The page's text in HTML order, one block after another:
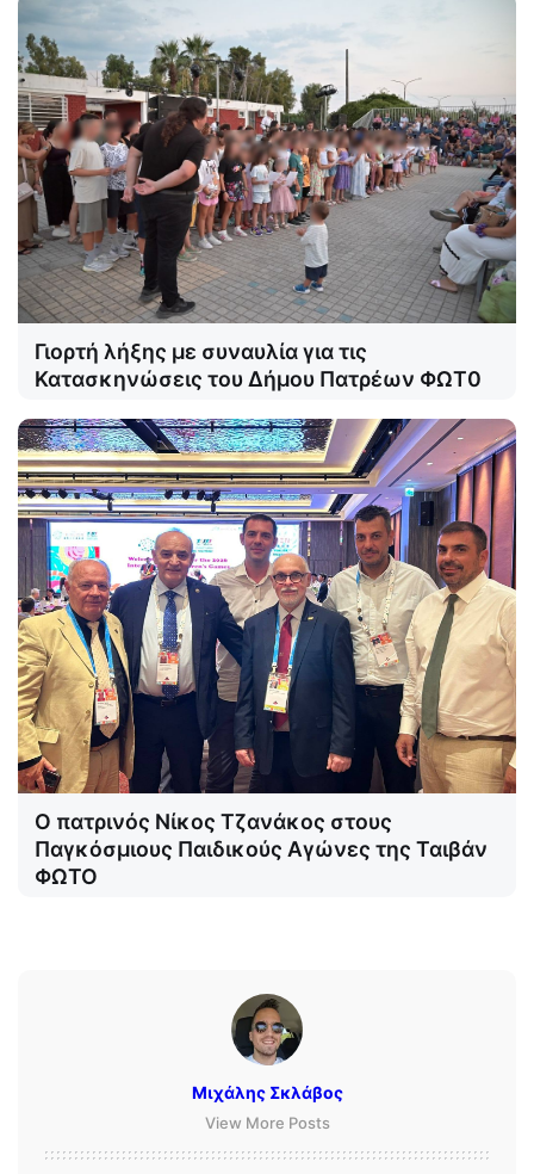
Γιορτή λήξης με συναυλία για τις
Κατασκηνώσεις του Δήμου Πατρέων ΦΩΤ0
Ο πατρινός Νίκος Τζανάκος στους
Παγκόσμιους Παιδικούς Αγώνες της Ταιβάν
ΦΩΤΟ
Μιχάλης Σκλάβος
View More Posts